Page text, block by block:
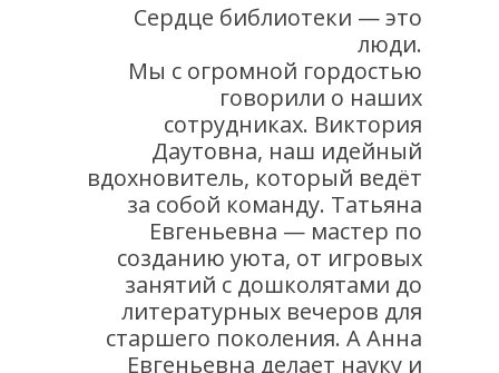
Сердце библиотеки — это
люди.
Мы с огромной гордостью
говорили о наших
сотрудниках. Виктория
Даутовна, наш идейный
вдохновитель, который ведёт
за собой команду. Татьяна
Евгеньевна — мастер по
созданию уюта, от игровых
занятий с дошколятами до
литературных вечеров для
старшего поколения. А Анна
Евгеньевна делает науку и